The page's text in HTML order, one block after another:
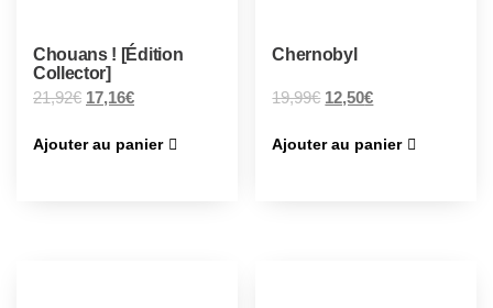
Chouans ! [Édition
Collector]
21,92€ 17,16€
Ajouter au panier
Chernobyl
19,99€ 12,50€
Ajouter au panier